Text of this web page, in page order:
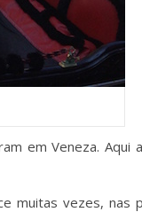
em Veneza. Aqui
muitas vezes, nas